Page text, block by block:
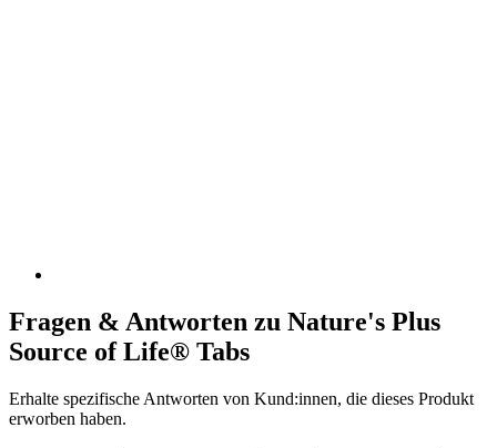
Fragen & Antworten zu Nature's Plus
Source of Life® Tabs
Erhalte spezifische Antworten von Kund:innen, die dieses Produkt
erworben haben.